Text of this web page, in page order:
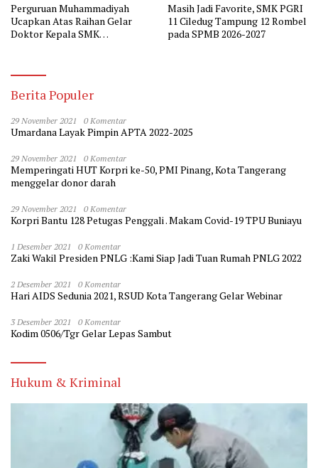
Perguruan Muhammadiyah
Ucapkan Atas Raihan Gelar
Doktor Kepala SMK
Masih Jadi Favorite, SMK PGRI
11 Ciledug Tampung 12 Rombel
pada SPMB 2026-2027
Berita Populer
29 November 2021 0 Komentar
Umardana Layak Pimpin APTA 2022-2025
29 November 2021 0 Komentar
Memperingati HUT Korpri ke-50, PMI Pinang, Kota Tangerang
menggelar donor darah
29 November 2021 0 Komentar
Korpri Bantu 128 Petugas Penggali . Makam Covid-19 TPU Buniayu
1 Desember 2021 0 Komentar
Zaki Wakil Presiden PNLG :Kami Siap Jadi Tuan Rumah PNLG 2022
2 Desember 2021 0 Komentar
Hari AIDS Sedunia 2021, RSUD Kota Tangerang Gelar Webinar
3 Desember 2021 0 Komentar
Kodim 0506/Tgr Gelar Lepas Sambut
Hukum & Kriminal